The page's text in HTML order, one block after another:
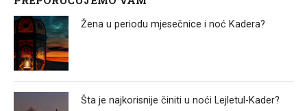
Žena u periodu mjesečnice i noć Kadera?
Šta je najkorisnije činiti u noći Lejletul-Kader?